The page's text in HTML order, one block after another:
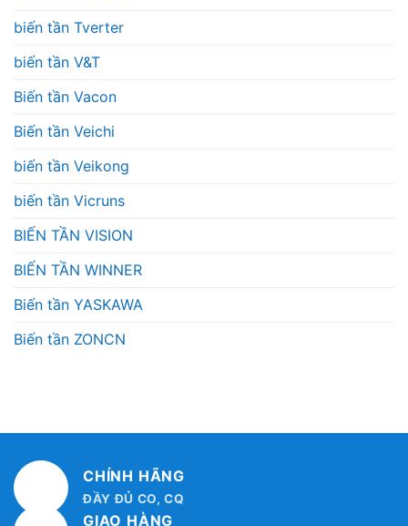
biến tần Tverter
biến tần V&T
Biến tần Vacon
Biến tần Veichi
biến tần Veikong
biến tần Vicruns
BIẾN TẦN VISION
BIẾN TẦN WINNER
Biến tần YASKAWA
Biến tần ZONCN
CHÍNH HÃNG
ĐẦY ĐỦ CO, CQ
GIAO HÀNG